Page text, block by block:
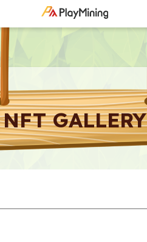
NFT GALLERY